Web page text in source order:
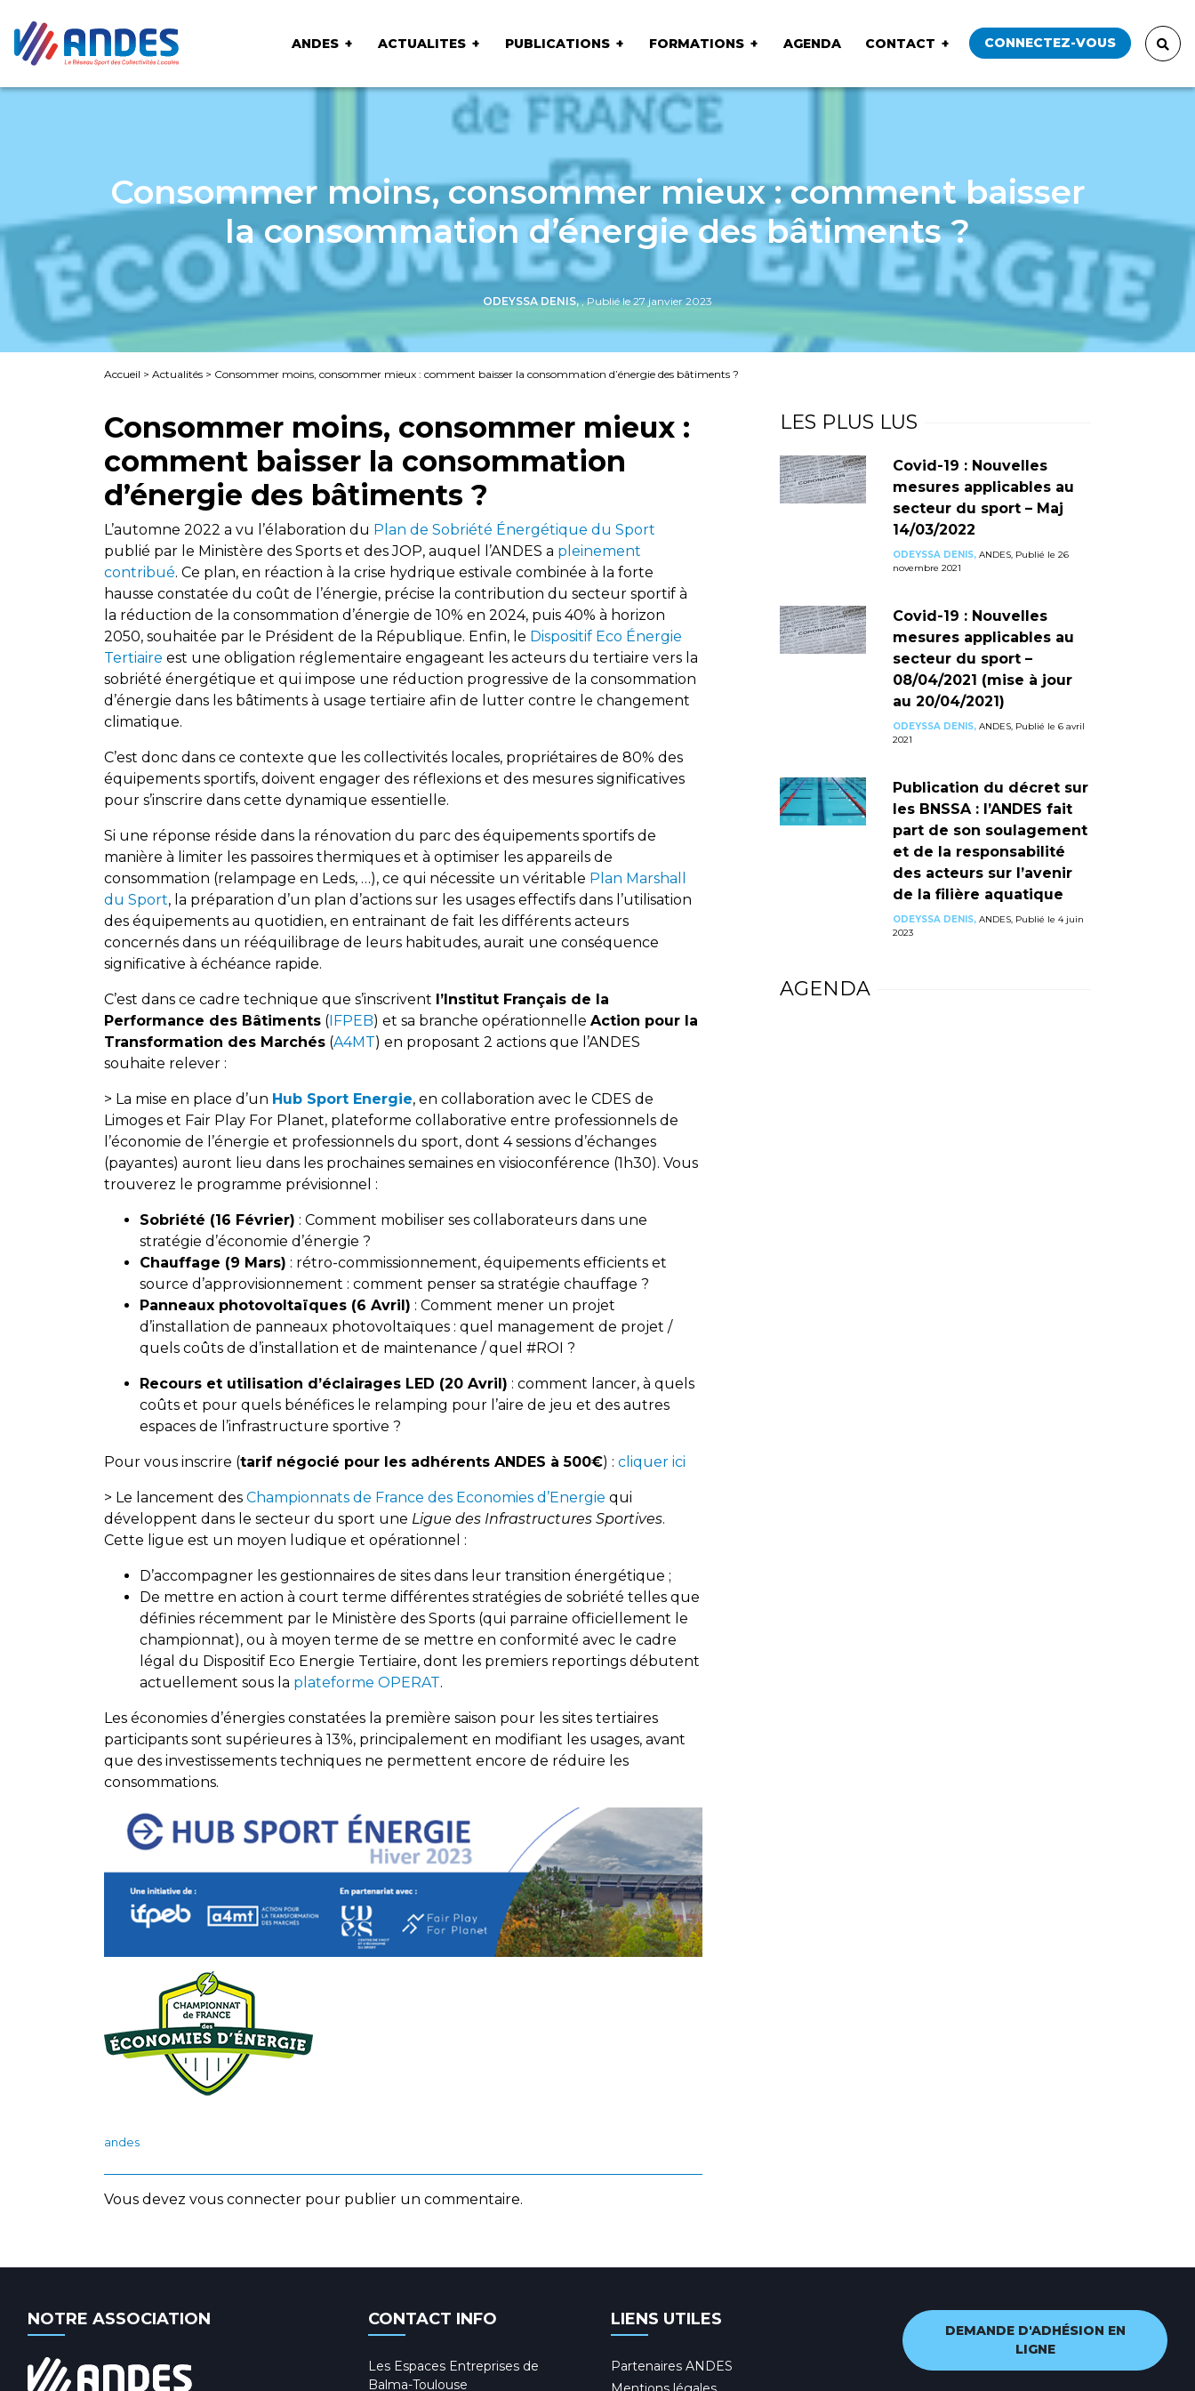
ANDES ACTUALITES PUBLICATIONS FORMATIONS AGENDA CONTACT CONNECTEZ-VOUS
Consommer moins, consommer mieux : comment baisser
la consommation d’énergie des bâtiments ?
ODEYSSA DENIS,, Publié le 27 janvier 2023
Accueil > Actualités > Consommer moins, consommer mieux : comment baisser la consommation d’énergie des bâtiments ?
Consommer moins, consommer mieux :
comment baisser la consommation
d’énergie des bâtiments ?
L’automne 2022 a vu l’élaboration du Plan de Sobriété Énergétique du Sport
publié par le Ministère des Sports et des JOP, auquel l’ANDES a pleinement
contribué. Ce plan, en réaction à la crise hydrique estivale combinée à la forte
hausse constatée du coût de l’énergie, précise la contribution du secteur sportif à
la réduction de la consommation d’énergie de 10% en 2024, puis 40% à horizon
2050, souhaitée par le Président de la République. Enfin, le Dispositif Eco Énergie
Tertiaire est une obligation réglementaire engageant les acteurs du tertiaire vers la
sobriété énergétique et qui impose une réduction progressive de la consommation
d’énergie dans les bâtiments à usage tertiaire afin de lutter contre le changement
climatique.
C’est donc dans ce contexte que les collectivités locales, propriétaires de 80% des
équipements sportifs, doivent engager des réflexions et des mesures significatives
pour s’inscrire dans cette dynamique essentielle.
Si une réponse réside dans la rénovation du parc des équipements sportifs de
manière à limiter les passoires thermiques et à optimiser les appareils de
consommation (relampage en Leds, …), ce qui nécessite un véritable Plan Marshall
du Sport, la préparation d’un plan d’actions sur les usages effectifs dans l’utilisation
des équipements au quotidien, en entrainant de fait les différents acteurs
concernés dans un rééquilibrage de leurs habitudes, aurait une conséquence
significative à échéance rapide.
C’est dans ce cadre technique que s’inscrivent l’Institut Français de la
Performance des Bâtiments (IFPEB) et sa branche opérationnelle Action pour la
Transformation des Marchés (A4MT) en proposant 2 actions que l’ANDES
souhaite relever :
> La mise en place d’un Hub Sport Energie, en collaboration avec le CDES de
Limoges et Fair Play For Planet, plateforme collaborative entre professionnels de
l’économie de l’énergie et professionnels du sport, dont 4 sessions d’échanges
(payantes) auront lieu dans les prochaines semaines en visioconférence (1h30). Vous
trouverez le programme prévisionnel :
Sobriété (16 Février) : Comment mobiliser ses collaborateurs dans une
stratégie d’économie d’énergie ?
Chauffage (9 Mars) : rétro-commissionnement, équipements efficients et
source d’approvisionnement : comment penser sa stratégie chauffage ?
Panneaux photovoltaïques (6 Avril) : Comment mener un projet
d’installation de panneaux photovoltaïques : quel management de projet /
quels coûts de d’installation et de maintenance / quel #ROI ?
Recours et utilisation d’éclairages LED (20 Avril) : comment lancer, à quels
coûts et pour quels bénéfices le relamping pour l’aire de jeu et des autres
espaces de l’infrastructure sportive ?
Pour vous inscrire (tarif négocié pour les adhérents ANDES à 500€) : cliquer ici
> Le lancement des Championnats de France des Economies d’Energie qui
développent dans le secteur du sport une Ligue des Infrastructures Sportives.
Cette ligue est un moyen ludique et opérationnel :
D’accompagner les gestionnaires de sites dans leur transition énergétique ;
De mettre en action à court terme différentes stratégies de sobriété telles que
définies récemment par le Ministère des Sports (qui parraine officiellement le
championnat), ou à moyen terme de se mettre en conformité avec le cadre
légal du Dispositif Eco Energie Tertiaire, dont les premiers reportings débutent
actuellement sous la plateforme OPERAT.
Les économies d’énergies constatées la première saison pour les sites tertiaires
participants sont supérieures à 13%, principalement en modifiant les usages, avant
que des investissements techniques ne permettent encore de réduire les
consommations.
andes
Vous devez vous connecter pour publier un commentaire.
LES PLUS LUS
Covid-19 : Nouvelles
mesures applicables au
secteur du sport – Maj
14/03/2022
ODEYSSA DENIS,ANDES, Publié le 26
novembre 2021
Covid-19 : Nouvelles
mesures applicables au
secteur du sport –
08/04/2021 (mise à jour
au 20/04/2021)
ODEYSSA DENIS,ANDES, Publié le 6 avril
2021
Publication du décret sur
les BNSSA : l’ANDES fait
part de son soulagement
et de la responsabilité
des acteurs sur l’avenir
de la filière aquatique
ODEYSSA DENIS,ANDES, Publié le 4 juin
2023
AGENDA
NOTRE ASSOCIATION CONTACT INFO
Les Espaces Entreprises de
Balma-Toulouse
LIENS UTILES
Partenaires ANDES
DEMANDE D'ADHÉSION EN
LIGNE